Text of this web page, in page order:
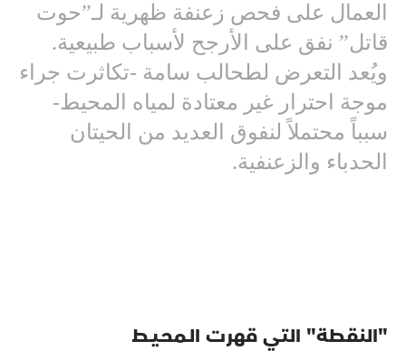
العمال على فحص زعنفة ظهرية لـ”حوت
قاتل” نفق على الأرجح لأسباب طبيعية.
ويُعد التعرض لطحالب سامة -تكاثرت جراء
موجة احترار غير معتادة لمياه المحيط-
سبباً محتملاً لنفوق العديد من الحيتان
الحدباء والزعنفية.
"النقطة" التي قهرت الـمحـيـط